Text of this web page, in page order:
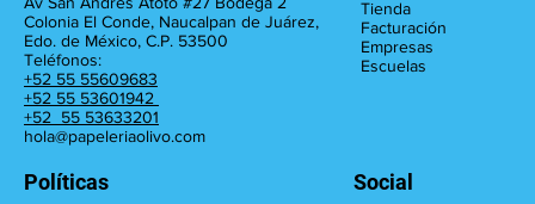
Colonia El Conde, Naucalpan de Juárez,
Edo. de México, C.P. 53500
Teléfonos:
+52 55 55609683
+52 55 53601942
+52 55 53633201
hola@papeleriaolivo.com
Políticas Social
Tienda
Facturación
Empresas
Escuelas